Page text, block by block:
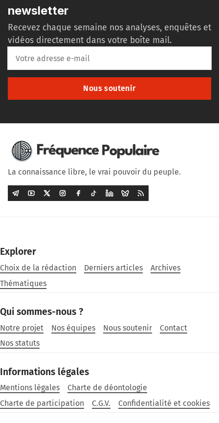
newsletter
Recevez chaque semaine nos analyses, enquêtes et
vidéos directement dans votre boîte mail.
Nous soutenir
La connaissance libre, le vrai pouvoir du peuple.
Explorer
Choix de la rédaction Derniers articles
Archives
Thématiques
Qui sommes-nous ?
Notre projet Nos équipes Nous soutenir
Contact
Nos statuts
Informations légales
Mentions légales
Charte de déontologie
Charte de participation
C.G.V. Confidentialité et cookies